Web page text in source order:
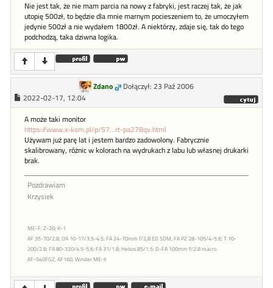
Nie jest tak, że nie mam parcia na nowy z fabryki, jest raczej tak, że jak
utopię 500zł, to będzie dla mnie marnym pocieszeniem to, że umoczyłem
jedynie 500zł a nie wydałem 1800zł. A niektórzy, zdaje się, tak do tego
podchodzą, taka dziwna logika.
Zdano
Dołączył: 23 Paź 2006
2022-02-17, 12:04
A może taki monitor
https://www.x-kom.pl/p/57...rt-pa278qv.html
Używam już parę lat i jestem bardzo zadowolony. Fabrycznie
skalibrowany, różnic w kolorach na wydrukach z labu lub własnej drukarki
brak.
Pozdrawiam
Krzysiek
ME-F; Z-20; K-1
AF 35-70/2.8; DA 10-17/3.5-4.5; FA 24-70mm f/2,8 ED SDM; FA PZ 28-105/4-5.6; T 70-
200/2.8; FA 80-320/4.5-5.6; FA 31/1.8; Helios 85/1.5; D-FA 100mm f/2.8 macro
AF-540FGZ, AF160, Winder ME-II